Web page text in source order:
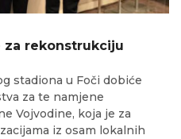
za rekonstrukciju
stadiona u Foči dobiće
za te namjene
Vojvodine, koja je za
iz osam lokalnih